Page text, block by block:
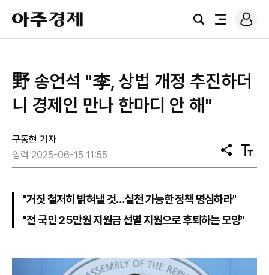
아
주
경
검
전
로
그
野 송언석 "李, 상법 개정 추진하더
니 경제인 만나 한마디 안 해"
구동현 기자
입력 2025-06-15 11:55
공
유
텍
스
"거짓 철저히 밝혀낼 것…실천 가능한 정책 명심하라"
"전 국민 25만원 지원금 선별 지원으로 후퇴하는 모양"